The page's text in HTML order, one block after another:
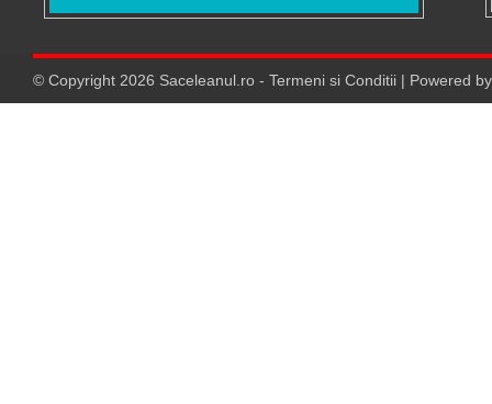
© Copyright 2026 Saceleanul.ro - Termeni si Conditii | Powered